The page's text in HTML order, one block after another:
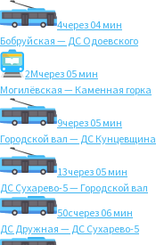
4через 04 мин
Бобруйская — ДС Одоевского
2Mчерез 05 мин
Могилёвская — Каменная горка
9через 05 мин
Городской вал — ДС Кунцевщина
13через 05 мин
ДС Сухарево-5 — Городской вал
50счерез 06 мин
ДС Дружная — ДС Сухарево-5